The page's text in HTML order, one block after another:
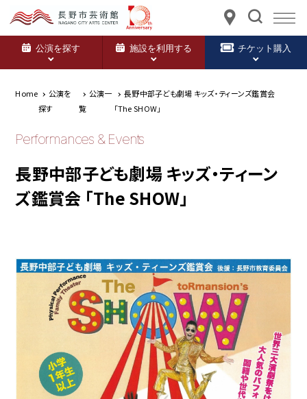
公演を探す 施設を利用する チケット購入
Home
公演を
探す
公演一
覧
長野中部子ども劇場 キッズ・ティーンズ鑑賞会
「The SHOW」
Performances & Events
長野中部子ども劇場 キッズ・ティーン
ズ鑑賞会 「The SHOW」